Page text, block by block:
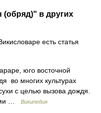
(обряд)" в других
есть статья
юго восточной
во многих культурах
с целью вызова дождя.
…
Википедия